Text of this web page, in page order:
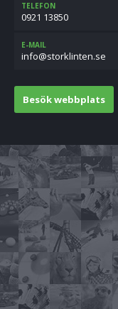
TELEFON
0921 13850
E-MAIL
es.netnilkrots@ofni
Besök webbplats